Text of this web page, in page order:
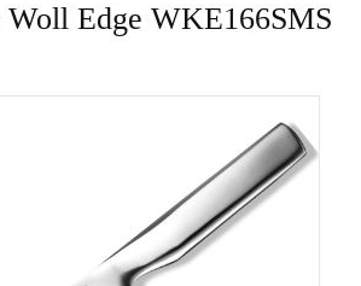
Woll Edge WKE166SMS